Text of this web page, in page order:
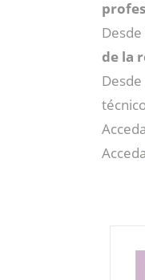
de la
Acceda
Acceda